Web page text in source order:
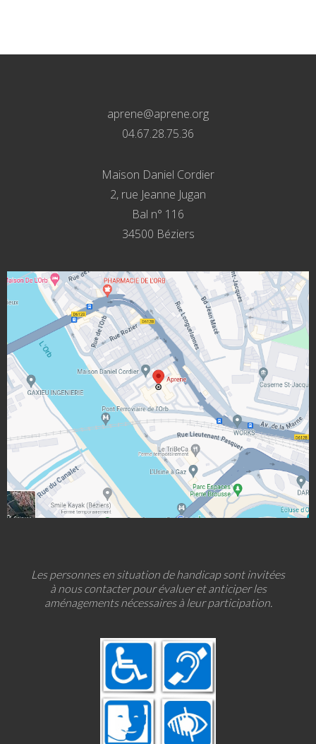
aprene@aprene.org
04.67.28.75.36
Maison Daniel Cordier
2, rue Jeanne Jugan
Bal n° 116
34500 Béziers
Les personnes en situation de handicap sont invitées
à nous contacter pour évaluer et anticiper les
aménagements nécessaires à leur participation.